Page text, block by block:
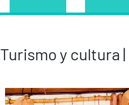
Turismo y cultura |